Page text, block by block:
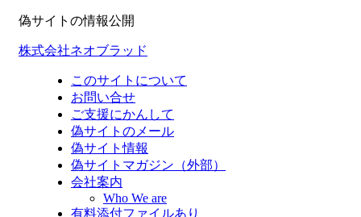
偽サイトの情報公開
株式会社ネオブラッド
このサイトについて
お問い合せ
ご支援にかんして
偽サイトのメール
偽サイト情報
偽サイトマガジン（外部）
会社案内
Who We are
有料添付ファイルあり